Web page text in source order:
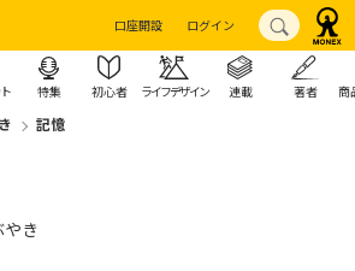
口座開設 ログイン
特集 初心者 ライフデザイン 連載 著者 商
記憶
き